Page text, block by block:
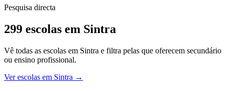
Pesquisa directa
299 escolas em Sintra
Vê todas as escolas em Sintra e filtra pelas que oferecem secundário
ou ensino profissional.
Ver escolas em Sintra →